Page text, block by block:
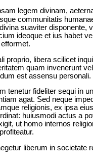
legem divinam,
communitatis
suaviter disponente,
ideoque et ius habet
proprio, libera scilicet
quam invenerunt
est assensu personali.
tenetur fideliter sequi in
agat. Sed neque
religionis, ex ipsa
huiusmodi actus a
ut homo internos
liberum in societate